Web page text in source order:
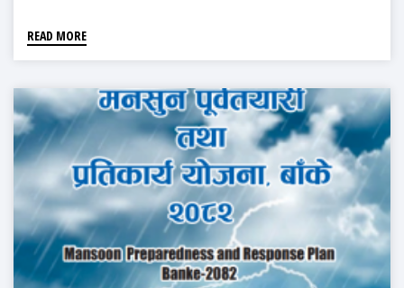
READ MORE